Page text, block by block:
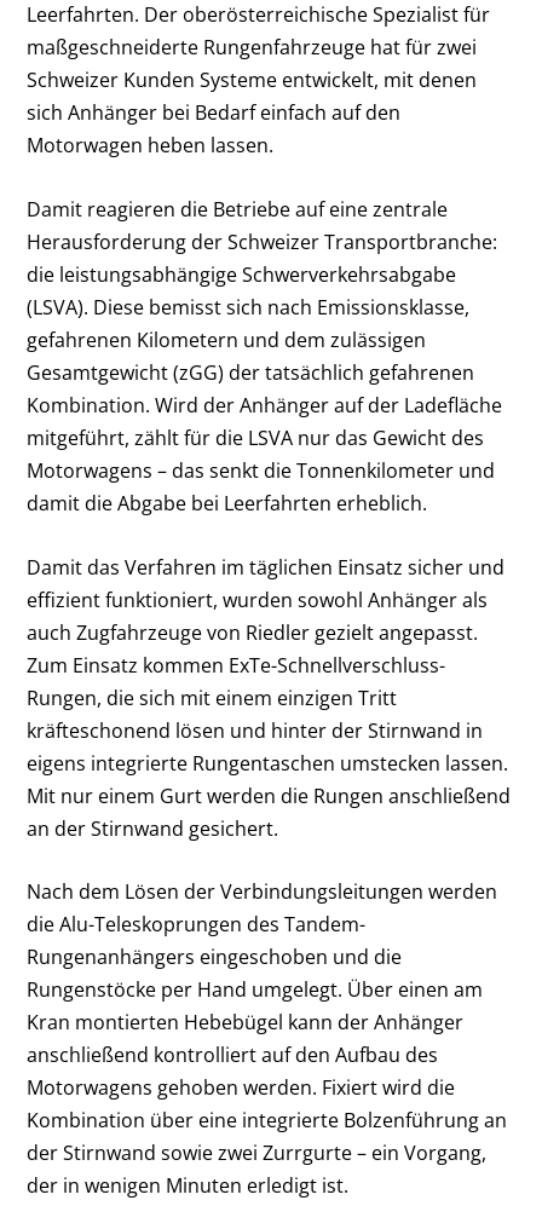
Leerfahrten. Der oberösterreichische Spezialist für
maßgeschneiderte Rungenfahrzeuge hat für zwei
Schweizer Kunden Systeme entwickelt, mit denen
sich Anhänger bei Bedarf einfach auf den
Motorwagen heben lassen.
Damit reagieren die Betriebe auf eine zentrale
Herausforderung der Schweizer Transportbranche:
die leistungsabhängige Schwerverkehrsabgabe
(LSVA). Diese bemisst sich nach Emissionsklasse,
gefahrenen Kilometern und dem zulässigen
Gesamtgewicht (zGG) der tatsächlich gefahrenen
Kombination. Wird der Anhänger auf der Ladefläche
mitgeführt, zählt für die LSVA nur das Gewicht des
Motorwagens – das senkt die Tonnenkilometer und
damit die Abgabe bei Leerfahrten erheblich.
Damit das Verfahren im täglichen Einsatz sicher und
effizient funktioniert, wurden sowohl Anhänger als
auch Zugfahrzeuge von Riedler gezielt angepasst.
Zum Einsatz kommen ExTe-Schnellverschluss-
Rungen, die sich mit einem einzigen Tritt
kräfteschonend lösen und hinter der Stirnwand in
eigens integrierte Rungentaschen umstecken lassen.
Mit nur einem Gurt werden die Rungen anschließend
an der Stirnwand gesichert.
Nach dem Lösen der Verbindungsleitungen werden
die Alu-Teleskoprungen des Tandem-
Rungenanhängers eingeschoben und die
Rungenstöcke per Hand umgelegt. Über einen am
Kran montierten Hebebügel kann der Anhänger
anschließend kontrolliert auf den Aufbau des
Motorwagens gehoben werden. Fixiert wird die
Kombination über eine integrierte Bolzenführung an
der Stirnwand sowie zwei Zurrgurte – ein Vorgang,
der in wenigen Minuten erledigt ist.